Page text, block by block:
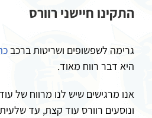
התקינו חיישני רוורס
גרימה לשפשופים ושריטות ברכב
היא דבר רווח מאוד.
אנו מרגישים שיש לנו מרווח של
ונוסעים רוורס עוד קצת, עד